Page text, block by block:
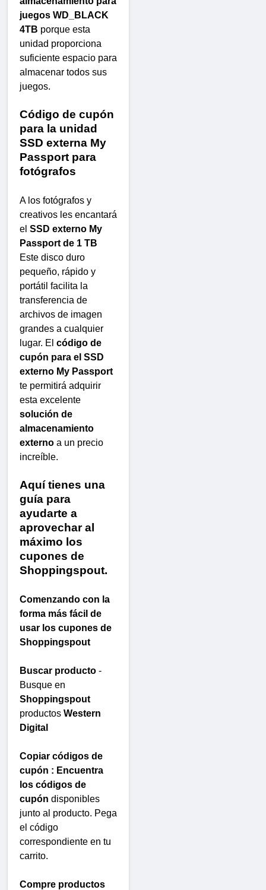
juegos WD_BLACK
4TB porque esta
unidad proporciona
suficiente espacio para
almacenar todos sus
juegos.
Código de cupón
para la unidad
SSD externa My
Passport para
fotógrafos
A los fotógrafos y
creativos les encantará
el SSD externo My
Passport de 1 TB
Este disco duro
pequeño, rápido y
portátil facilita la
transferencia de
archivos de imagen
grandes a cualquier
lugar. El código de
cupón para el SSD
externo My Passport
te permitirá adquirir
esta excelente
solución de
almacenamiento
externo a un precio
increíble.
Aquí tienes una
guía para
ayudarte a
aprovechar al
máximo los
cupones de
Shoppingspout.
Comenzando con la
forma más fácil de
usar los cupones de
Shoppingspout
Buscar producto -
Busque en
Shoppingspout
productos Western
Digital
Copiar códigos de
cupón : Encuentra
los códigos de
cupón disponibles
junto al producto. Pega
el código
correspondiente en tu
carrito.
Compre productos